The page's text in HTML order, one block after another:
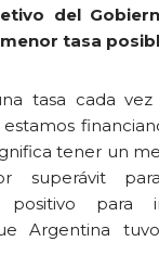
del
tasa
tasa cada
tener un
superávit
positivo para
Argentina